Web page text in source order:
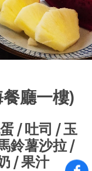
廳一樓)
/ 吐司 / 玉
鈴薯沙拉 /
/ 果汁